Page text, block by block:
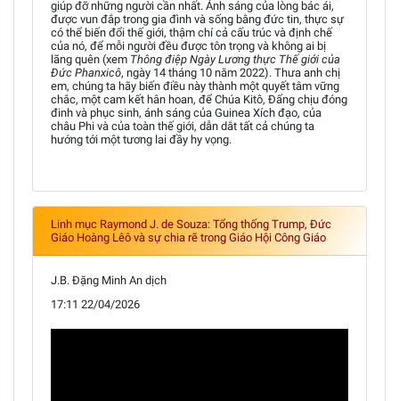
giúp đỡ những người cần nhất. Ánh sáng của lòng bác ái,
được vun đắp trong gia đình và sống bằng đức tin, thực sự
có thể biến đổi thế giới, thậm chí cả cấu trúc và định chế
của nó, để mỗi người đều được tôn trọng và không ai bị
lãng quên (xem Thông điệp Ngày Lương thực Thế giới của
Đức Phanxicô, ngày 14 tháng 10 năm 2022). Thưa anh chị
em, chúng ta hãy biến điều này thành một quyết tâm vững
chắc, một cam kết hân hoan, để Chúa Kitô, Đấng chịu đóng
đinh và phục sinh, ánh sáng của Guinea Xích đạo, của
châu Phi và của toàn thế giới, dẫn dắt tất cả chúng ta
hướng tới một tương lai đầy hy vọng.
Linh mục Raymond J. de Souza: Tổng thống Trump, Đức
Giáo Hoàng Lêô và sự chia rẽ trong Giáo Hội Công Giáo
J.B. Đặng Minh An dịch
17:11 22/04/2026